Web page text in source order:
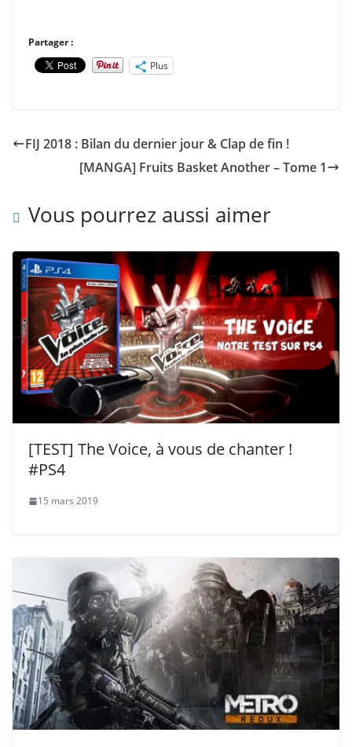
Partager :
Plus
FIJ 2018 : Bilan du dernier jour & Clap de fin !
[MANGA] Fruits Basket Another – Tome 1
Vous pourrez aussi aimer
[TEST] The Voice, à vous de chanter !
#PS4
15 mars 2019